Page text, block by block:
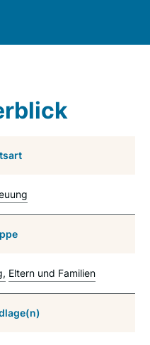
Eltern und Familien